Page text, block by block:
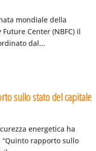
mondiale della
Center (NBFC) il
dal...
sullo stato del capitale
energetica ha
rapporto sullo